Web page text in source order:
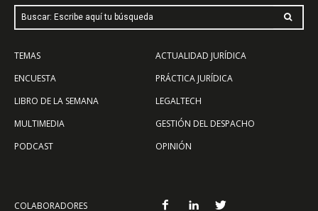
Buscar: Escribe aquí tu búsqueda
TEMAS
ENCUESTA
LIBRO DE LA SEMANA
MULTIMEDIA
PODCAST
ACTUALIDAD JURÍDICA
PRÁCTICA JURÍDICA
LEGALTECH
GESTIÓN DEL DESPACHO
OPINIÓN
COLABORADORES